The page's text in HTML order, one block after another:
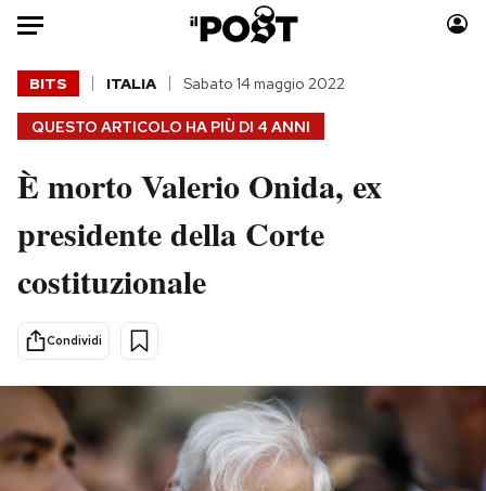
Auto
HOME
Italia
Politica
Tecnologia
Scienza
Sport
Moda
Consumismi
Altrecose
Mondiali calcio 2026
QUESTO ARTICOLO HA PIÙ DI 4 ANNI
BITS ITALIA Sabato 14 maggio 2022
È morto Valerio Onida, ex
presidente della Corte
costituzionale
Condividi